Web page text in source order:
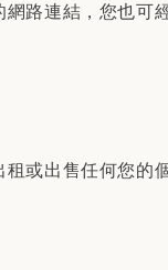
路連結，您也可
或出售任何您的